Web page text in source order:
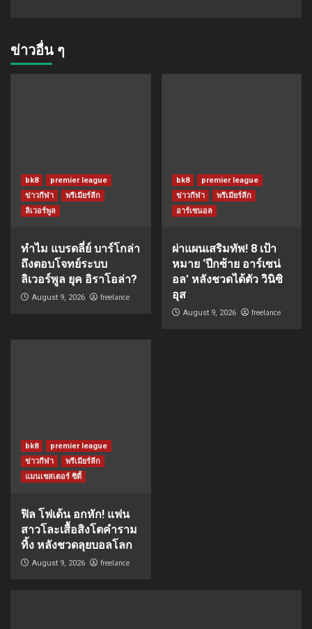
ข่าวอื่น ๆ
bk8
premier league
ข่าวกีฬา
พรีเมียร์ลีก
ลิเวอร์พูล
ทำไม แบรดลี่ย์ บาร์โกล่า
ถึงตอบโจทย์ระบบ
ลิเวอร์พูล ยุค อิราโอล่า?
August 9, 2026 freelance
bk8
premier league
ข่าวกีฬา
พรีเมียร์ลีก
อาร์เซนอล
ผ่าแผนเสริมทัพ! 8 เป้า
หมาย ‘ปีกซ้าย อาร์เซน่
อล’ หลังชวดได้ตัว วินิซิ
อุส
August 9, 2026 freelance
bk8
premier league
ข่าวกีฬา
พรีเมียร์ลีก
แมนเชสเตอร์ ซิตี้
ฟิล โฟเด้น อกหัก! แฟน
สาวโละเสื้อสิงโตคำราม
ทิ้ง หลังชวดลุยบอลโลก
August 9, 2026 freelance